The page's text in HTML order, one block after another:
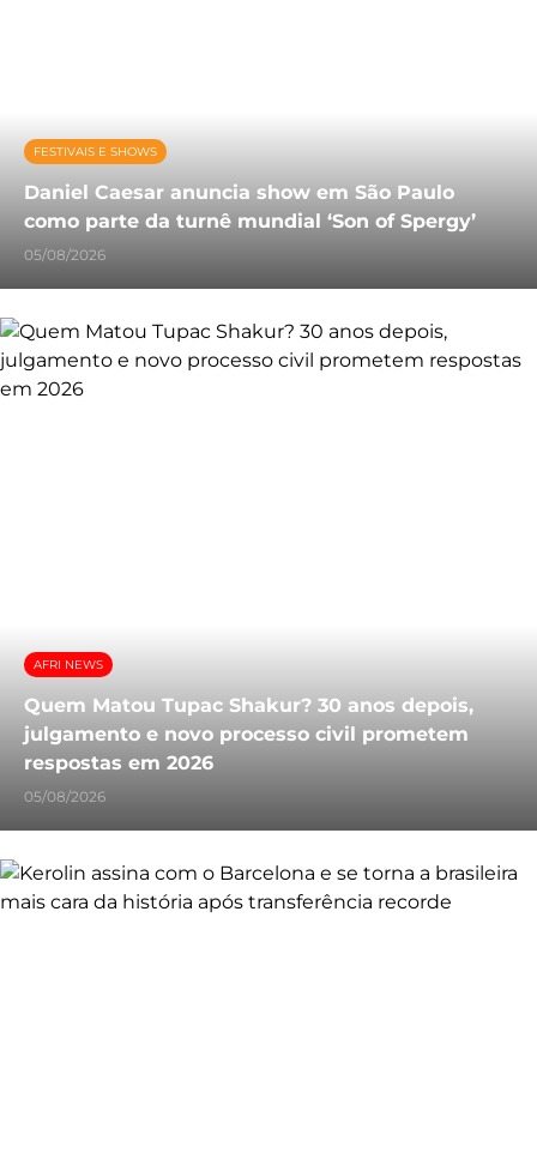
FESTIVAIS E SHOWS
Daniel Caesar anuncia show em São Paulo
como parte da turnê mundial ‘Son of Spergy’
05/08/2026
AFRI NEWS
Quem Matou Tupac Shakur? 30 anos depois,
julgamento e novo processo civil prometem
respostas em 2026
05/08/2026